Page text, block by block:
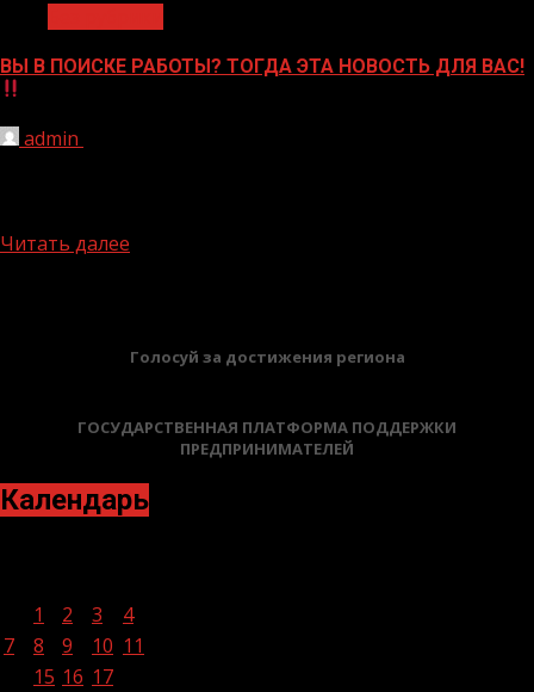
ВЫ В ПОИСКЕ РАБОТЫ? ТОГДА ЭТА НОВОСТЬ ДЛЯ ВАС!
admin
Читать далее
Голосуй за достижения региона
ГОСУДАРСТВЕННАЯ ПЛАТФОРМА ПОДДЕРЖКИ
ПРЕДПРИНИМАТЕЛЕЙ
Календарь
1
2 3 4
7
8 9 10 11
15 16 17